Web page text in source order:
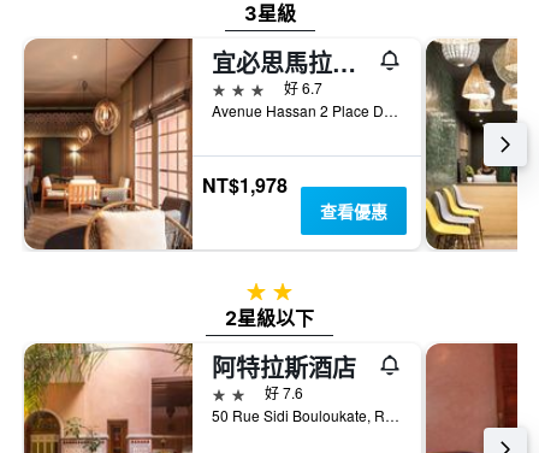
3星級
宜必思馬拉喀什中心站酒店
3星級
好 6.7
Avenue Hassan 2 Place De La Gare, 馬拉喀什, 摩洛哥
NT$1,978
查看優惠
2星級
2星級以下
阿特拉斯酒店
2星級
好 7.6
50 Rue Sidi Bouloukate, Riad Zitoun Lakdim, 馬拉喀什, 摩洛哥